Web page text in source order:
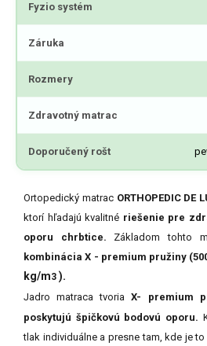
Fyzio systém
Záruka
Rozmery
Zdravotný matrac
Doporučený rošt
Ortopedický matrac ORTHOPEDIC DE
ktorí hľadajú kvalitné riešenie pre
oporu chrbtice. Základom tohto
kombinácia X - premium pružiny
kg/m3 ).
Jadro matraca tvoriaX- premium
poskytujú špičkovú bodovú oporu.
tlak individuálne a presne tam, kde je